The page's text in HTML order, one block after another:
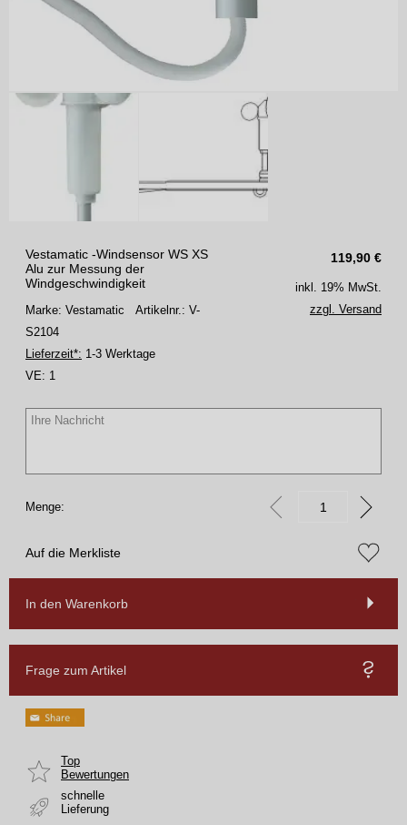
119,90 €
Vestamatic -Windsensor WS XS
Alu zur Messung der
Windgeschwindigkeit
Marke: Vestamatic Artikelnr.: V-
S2104
Lieferzeit*: 1-3 Werktage
VE: 1
inkl. 19% MwSt.
zzgl. Versand
Menge:
Auf die Merkliste
In den Warenkorb
Frage zum Artikel
Top
Bewertungen
schnelle
Lieferung